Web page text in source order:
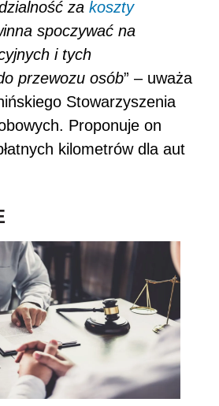
za koszty
spoczywać na
i tych
przewozu osób” – uważa
Stowarzyszenia
Proponuje on
kilometrów dla aut